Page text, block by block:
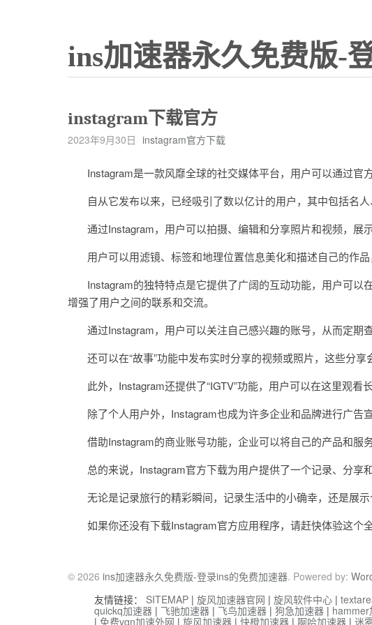
ins加速器永久免费版-
instagram下载官方
2023年9月30日 instagram官方下载
Instagram是一款风靡全球的社交媒体平台，用户可以通过官
自从它发布以来，已经吸引了数以亿计的用户，其中包括名人
通过Instagram，用户可以拍摄、编辑和分享照片和视频，展示
用户可以用滤镜、标签和地理位置信息美化和描述自己的作品
Instagram的独特特点是它提供了广阔的互动功能，用户可以
增强了用户之间的联系和交流。
通过Instagram，用户可以关注自己感兴趣的账号，从而定期查
还可以在“故事”功能中发布实时分享的视频或照片，这些分享
此外，Instagram还提供了“IGTV”功能，用户可以在这里观看长
除了个人用户外，Instagram也成为许多企业和品牌进行广告宣
借助Instagram的商业账号功能，企业可以将自己的产品和服
总的来说，Instagram官方下载为用户提供了一个记录、分享和
无论是记录旅行的精彩瞬间，记录生活中的小确幸，还是展示
如果你还没有下载Instagram官方应用程序，请赶快体验这个全
© 2026 ins加速器永久免费版-登录ins的免费加速器. Powered by:
友情链接： SITEMAP | 旋风加速器官网 | 旋风软件中心 |
quickq加速器 | 飞驰加速器 | 飞鸟加速器 | 狗急加速器 | hammer
| 免费vqn加速外网 | 旋风加速器 | 快橙加速器 | 啊哈加速器 | 迷